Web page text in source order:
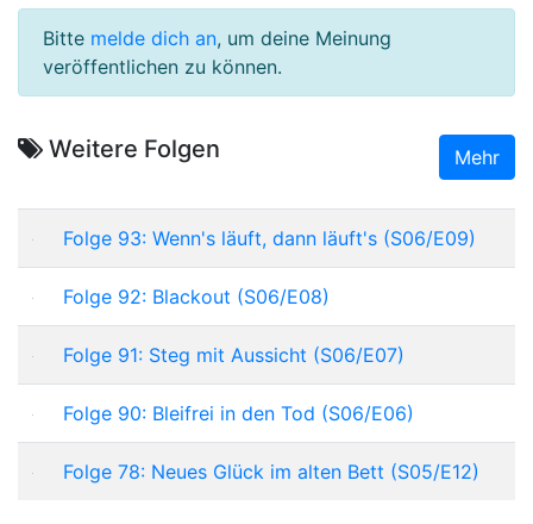
Bitte melde dich an, um deine Meinung
veröffentlichen zu können.
Weitere Folgen Mehr
Folge 93: Wenn's läuft, dann läuft's (S06/E09)
Folge 92: Blackout (S06/E08)
Folge 91: Steg mit Aussicht (S06/E07)
Folge 90: Bleifrei in den Tod (S06/E06)
Folge 78: Neues Glück im alten Bett (S05/E12)